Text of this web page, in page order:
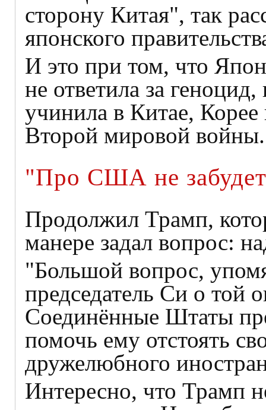
сторону Китая", так
японского
И это при том, что
не ответила за
учинила в Китае, Корее
Второй мировой войны.
"Про США не
Продолжил Трамп,
манере задал вопрос:
"Большой вопрос,
председатель Си о
Соединённые Штаты
помочь ему отстоять
дружелюбного
Интересно, что Трамп